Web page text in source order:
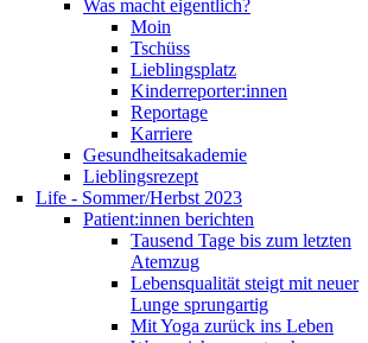
Was macht eigentlich?
Moin
Tschüss
Lieblingsplatz
Kinderreporter:innen
Reportage
Karriere
Gesundheitsakademie
Lieblingsrezept
Life - Sommer/Herbst 2023
Patient:innen berichten
Tausend Tage bis zum letzten
Atemzug
Lebensqualität steigt mit neuer
Lunge sprungartig
Mit Yoga zurück ins Leben